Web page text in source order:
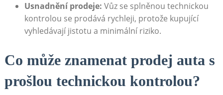
Usnadnění prodeje: Vůz se splněnou technickou
kontrolou se prodává rychleji, protože kupující
vyhledávají jistotu a minimální riziko.
Co může znamenat prodej auta s
prošlou technickou kontrolou?